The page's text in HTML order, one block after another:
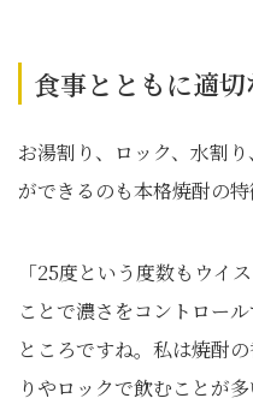
食事とともに適切
お湯割り、ロック、水割
ができるのも本格焼酎の特
「25度という度数もウイ
ことで濃さをコントロー
ところですね。私は焼酎
りやロックで飲むことが